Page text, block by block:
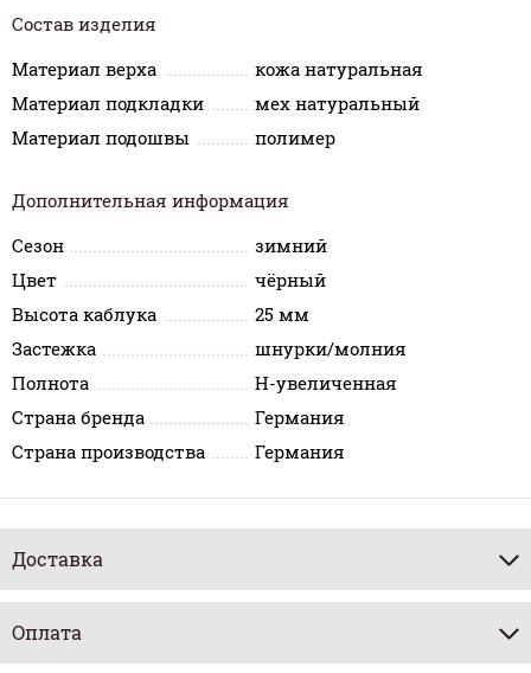
Состав изделия
Материал верха
кожа натуральная
Материал подкладки
мех натуральный
Материал подошвы
полимер
Дополнительная информация
Сезон
зимний
Цвет
чёрный
Высота каблука
25 мм
Застежка
шнурки/молния
Полнота
H-увеличенная
Страна бренда
Германия
Страна производства
Германия
Доставка
Оплата